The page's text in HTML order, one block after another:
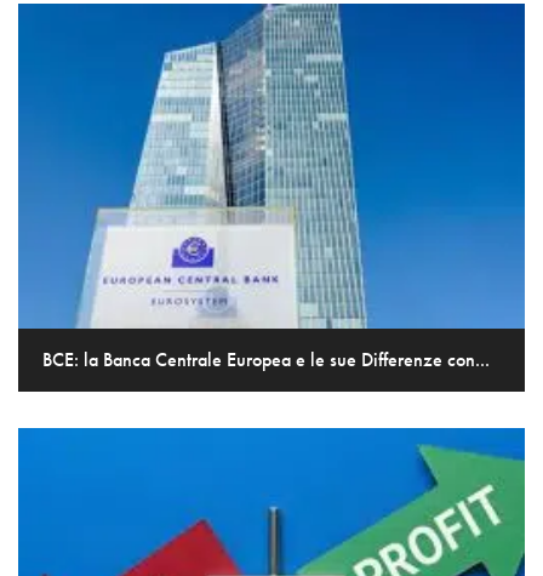
BCE: la Banca Centrale Europea e le sue Differenze con...